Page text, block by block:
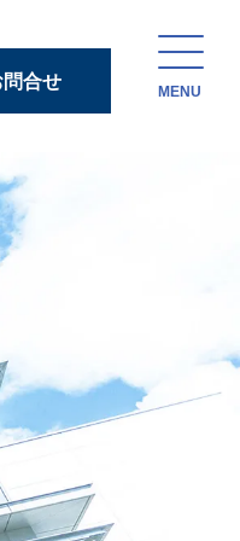
問合せ
MENU